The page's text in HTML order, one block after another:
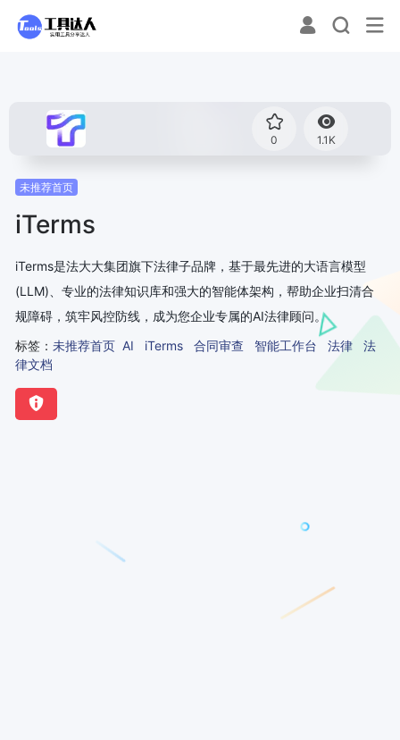
0 1.1K
未推荐首页
iTerms
iTerms是法大大集团旗下法律子品牌，基于最先进的大语言模型
(LLM)、专业的法律知识库和强大的智能体架构，帮助企业扫清合
规障碍，筑牢风控防线，成为您企业专属的AI法律顾问。
标签： 未推荐首页 AI iTerms 合同审查 智能工作台 法律
法
律文档